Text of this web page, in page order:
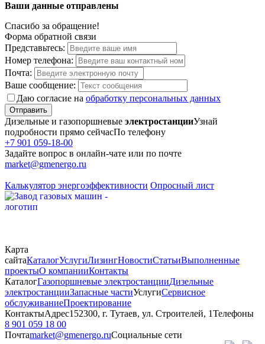
Ваши данные отправлены
Спасибо за обращение!
Форма обратной связи
Представьтесь:
Номер телефона:
Почта:
Ваше сообщение:
Даю согласие на обработку персональных данных
Отправить
Дизельные и газопоршневые электростанцииУзнай
подробности прямо сейчасПо телефону
+7 901 059-18-00
Задайте вопрос в онлайн-чате или по почте
market@gmenergo.ru
Калькулятор энергоэффективности Опросный лист
Карта
сайтаКаталогУслугиЛизингНовостиСтатьиВыполненные
проектыО компанииКонтакты
КаталогГазопоршневые электростанцииДизельные
электростанцииЗапасные частиУслугиСервисное
обслуживаниеПроектирование
КонтактыАдрес152300, г. Тутаев, ул. Строителей, 1Телефоны
8 901 059 18 00
Почтаmarket@gmenergo.ruСоциальные сети